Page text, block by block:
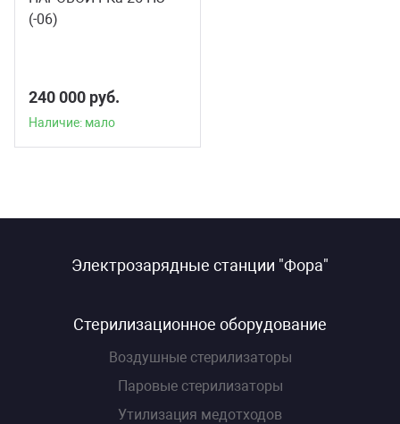
(-06)
240 000 руб.
Наличие: мало
Электрозарядные станции "Фора"
Стерилизационное оборудование
Воздушные стерилизаторы
Паровые стерилизаторы
Утилизация медотходов